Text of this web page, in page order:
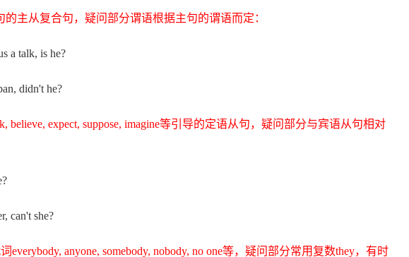
主从复合句，疑问部分谓语根据主句的谓语而定：
a talk, is he?
didn't he?
believe, expect, suppose, imagine等引导的定语从句，疑问部分与宾语从句相对
can't she?
everybody, anyone, somebody, nobody, no one等，疑问部分常用复数they，有时